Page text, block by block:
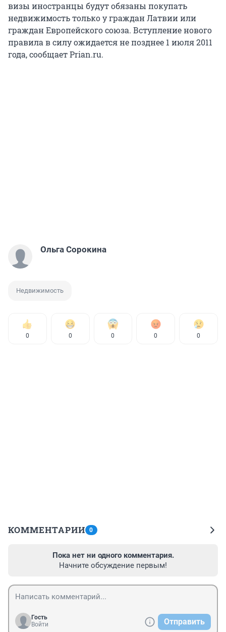
визы иностранцы будут обязаны покупать
недвижимость только у граждан Латвии или
граждан Европейского союза. Вступление нового
правила в силу ожидается не позднее 1 июля 2011
года, сообщает Prian.ru.
Ольга Сорокина
Недвижимость
0 0 0 0 0
КОММЕНТАРИИ 0
Пока нет ни одного комментария.
Начните обсуждение первым!
Гость
Войти
Отправить